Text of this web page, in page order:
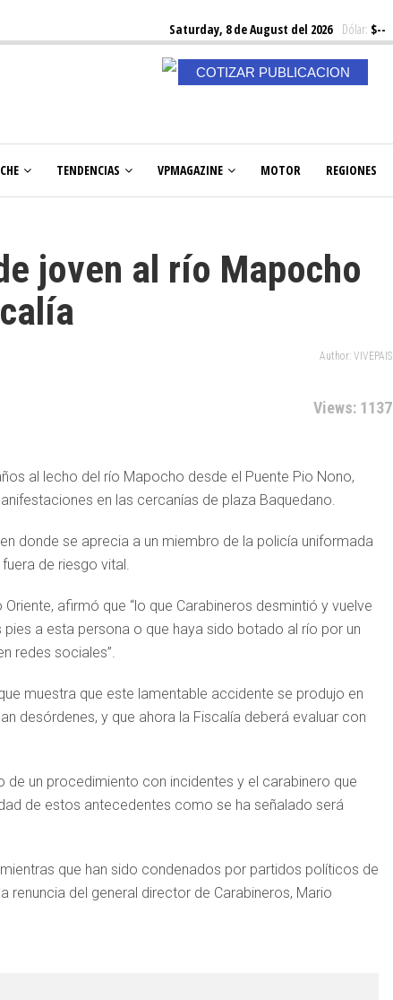
Saturday, 8 de August del 2026Dólar: $--
COTIZAR PUBLICACION
TENDENCIAS VPMAGAZINE MOTOR REGIONES
joven al río Mapocho
Author: VIVEPAIS
Views: 1137
al lecho del río Mapocho desde el Puente Pio Nono,
en las cercanías de plaza Baquedano.
donde se aprecia a un miembro de la policía uniformada
de riesgo vital.
afirmó que “lo que Carabineros desmintió y vuelve
a esta persona o que haya sido botado al río por un
redes sociales”.
muestra que este lamentable accidente se produjo en
desórdenes, y que ahora la Fiscalía deberá evaluar con
un procedimiento con incidentes y el carabinero que
de estos antecedentes como se ha señalado será
que han sido condenados por partidos políticos de
renuncia del general director de Carabineros, Mario